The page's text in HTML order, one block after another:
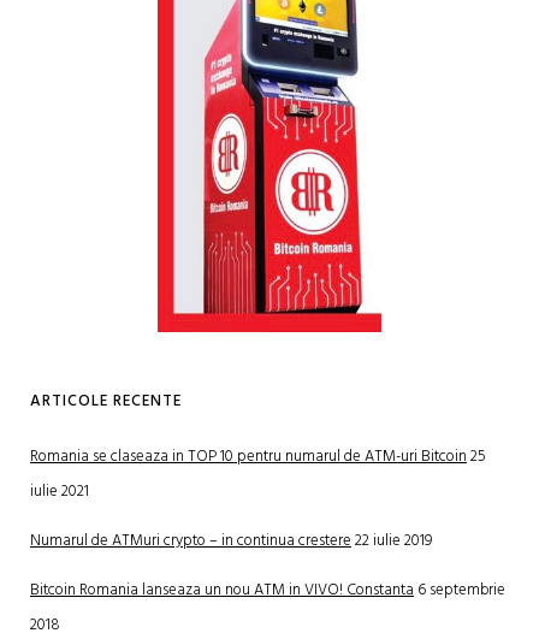
ARTICOLE RECENTE
Romania se claseaza in TOP 10 pentru numarul de ATM-uri Bitcoin25
iulie 2021
Numarul de ATMuri crypto – in continua crestere22 iulie 2019
Bitcoin Romania lanseaza un nou ATM in VIVO! Constanta6 septembrie
2018